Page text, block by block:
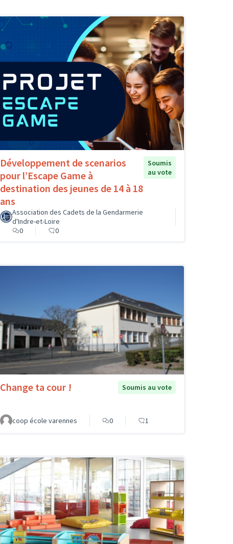
Développement de scenarios
pour l’Escape Game à
destination des jeunes de 14 à 18
ans
Soumis
au vote
Association des Cadets de la Gendarmerie
d'Indre-et-Loire
0
0
Change ta cour ! Soumis au vote
coop école varennes 0 1